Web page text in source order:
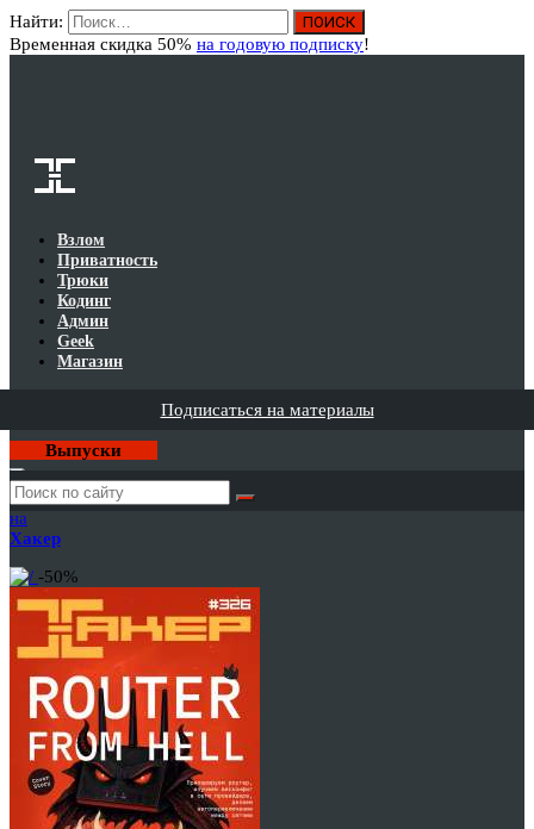
Найти:
Временная скидка 50% на годовую подписку!
Взлом
Приватность
Трюки
Кодинг
Админ
Geek
Магазин
Подписаться на материалы
Выпуски
Годовая
подписка
на
Хакер
-50%